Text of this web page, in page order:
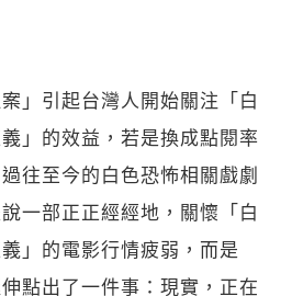
」引起台灣人開始關注「白
」的效益，若是換成點閱率
往至今的白色恐怖相關戲劇
一部正正經經地，關懷「白
」的電影行情疲弱，而是
點出了一件事：現實，正在